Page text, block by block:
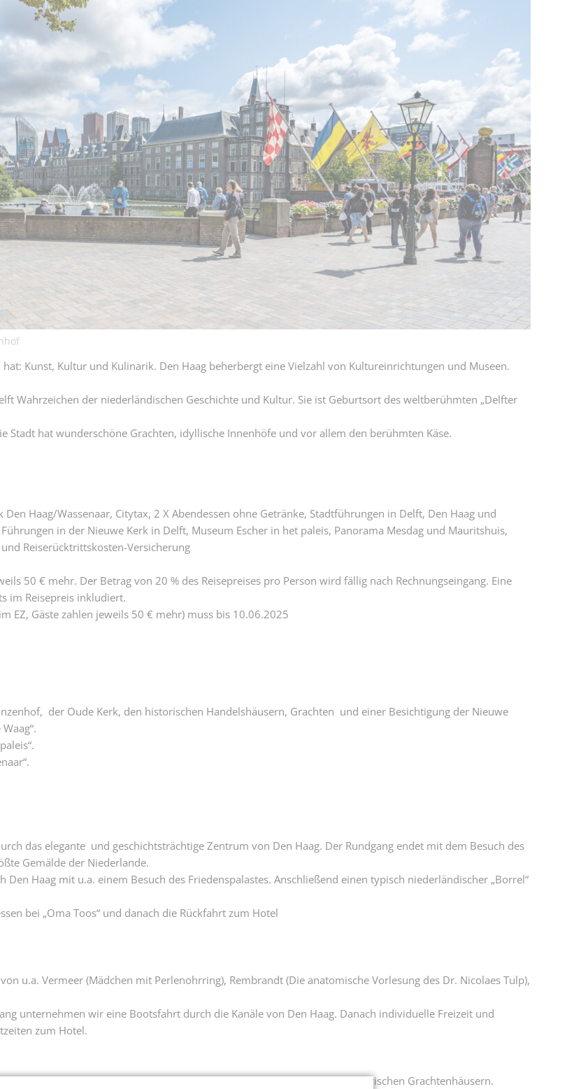
Kunst, Kultur und Kulinarik. Den Haag beherbergt eine Vielzahl von Kultureinrichtungen und Museen.
Wahrzeichen der niederländischen Geschichte und Kultur. Sie ist Geburtsort des weltberühmten „Delfter
Stadt hat wunderschöne Grachten, idyllische Innenhöfe und vor allem den berühmten Käse.
Haag/Wassenaar, Citytax, 2 X Abendessen ohne Getränke, Stadtführungen in Delft, Den Haag und
in der Nieuwe Kerk in Delft, Museum Escher in het paleis, Panorama Mesdag und Mauritshuis,
Reiserücktrittskosten-Versicherung
50 € mehr. Der Betrag von 20 % des Reisepreises pro Person wird fällig nach Rechnungseingang. Eine
im Reisepreis inkludiert.
EZ, Gäste zahlen jeweils 50 € mehr) muss bis 10.06.2025
der Oude Kerk, den historischen Handelshäusern, Grachten und einer Besichtigung der Nieuwe
das elegante und geschichtsträchtige Zentrum von Den Haag. Der Rundgang endet mit dem Besuch des
Gemälde der Niederlande.
Haag mit u.a. einem Besuch des Friedenspalastes. Anschließend einen typisch niederländischer „Borrel“
bei „Oma Toos“ und danach die Rückfahrt zum Hotel
u.a. Vermeer (Mädchen mit Perlenohrring), Rembrandt (Die anatomische Vorlesung des Dr. Nicolaes Tulp),
unternehmen wir eine Bootsfahrt durch die Kanäle von Den Haag. Danach individuelle Freizeit und
zum Hotel.
bekannt wegen des Käses. Führung entlang den Grachten und historischen Grachtenhäusern.